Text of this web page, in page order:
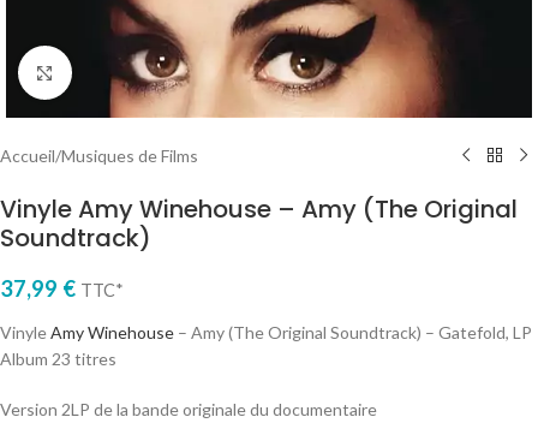
Cliquez pour agrandir
Accueil/Musiques de Films
Vinyle Amy Winehouse – Amy (The Original
Soundtrack)
37,99 € TTC*
VinyleAmy Winehouse – Amy (The Original Soundtrack) – Gatefold, LP
Album 23 titres
Version 2LP de la bande originale du documentaire